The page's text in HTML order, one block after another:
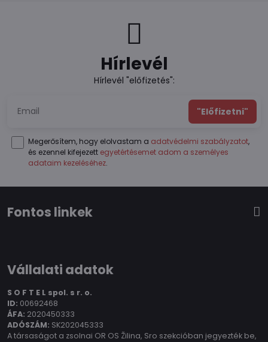
Hírlevél
Hírlevél "előfizetés":
"Előfizetni"
Megerősítem, hogy elolvastam a adatvédelmi szabályzatot,
és ezennel kifejezett egyetértésemet adom a személyes
adataim kezeléséhez.
Fontos linkek
Vállalati adatok
S O F T E L spol. s r. o.
ID: 00692468
ÁFA: 2020450333
ADÓSZÁM: SK202045333
A társaságot a zsolnai OR OS Žilina, Sro szekcióban jegyezték be,